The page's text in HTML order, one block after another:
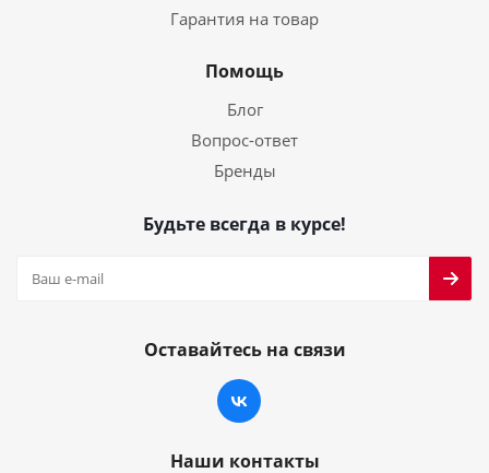
Гарантия на товар
Помощь
Блог
Вопрос-ответ
Бренды
Будьте всегда в курсе!
Оставайтесь на связи
Наши контакты